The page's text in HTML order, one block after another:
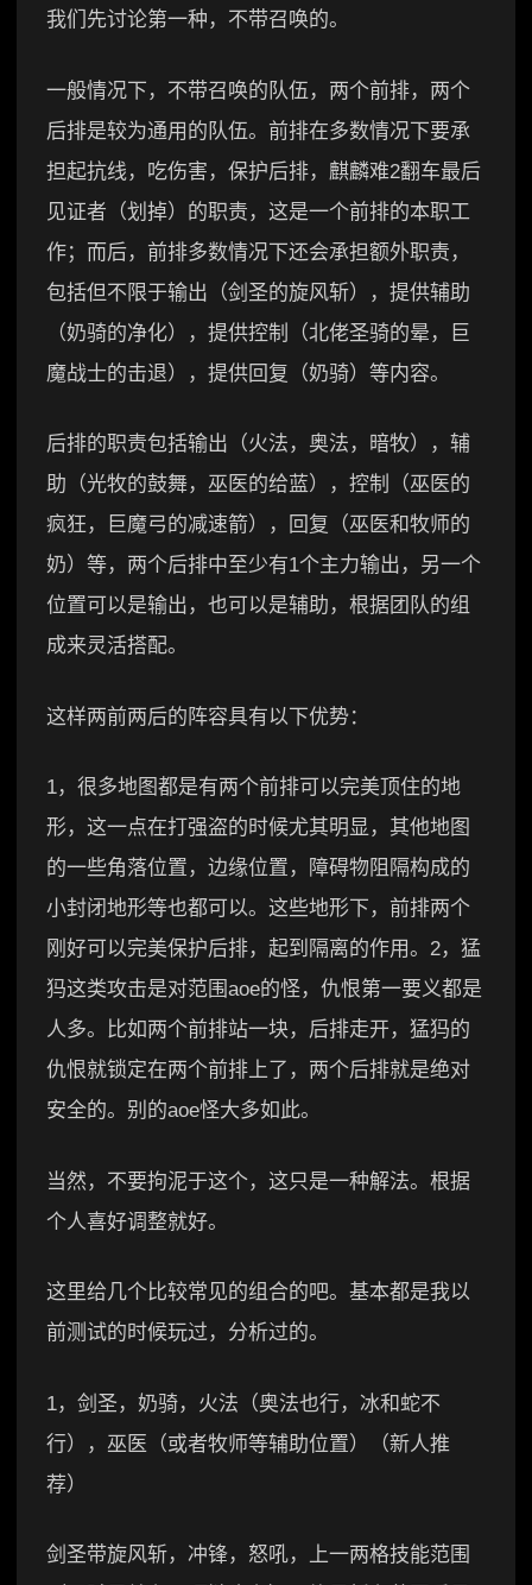
我们先讨论第一种，不带召唤的。
一般情况下，不带召唤的队伍，两个前排，两个
后排是较为通用的队伍。前排在多数情况下要承
担起抗线，吃伤害，保护后排，麒麟难2翻车最后
见证者（划掉）的职责，这是一个前排的本职工
作；而后，前排多数情况下还会承担额外职责，
包括但不限于输出（剑圣的旋风斩），提供辅助
（奶骑的净化），提供控制（北佬圣骑的晕，巨
魔战士的击退），提供回复（奶骑）等内容。
后排的职责包括输出（火法，奥法，暗牧），辅
助（光牧的鼓舞，巫医的给蓝），控制（巫医的
疯狂，巨魔弓的减速箭），回复（巫医和牧师的
奶）等，两个后排中至少有1个主力输出，另一个
位置可以是输出，也可以是辅助，根据团队的组
成来灵活搭配。
这样两前两后的阵容具有以下优势：
1，很多地图都是有两个前排可以完美顶住的地
形，这一点在打强盗的时候尤其明显，其他地图
的一些角落位置，边缘位置，障碍物阻隔构成的
小封闭地形等也都可以。这些地形下，前排两个
刚好可以完美保护后排，起到隔离的作用。2，猛
犸这类攻击是对范围aoe的怪，仇恨第一要义都是
人多。比如两个前排站一块，后排走开，猛犸的
仇恨就锁定在两个前排上了，两个后排就是绝对
安全的。别的aoe怪大多如此。
当然，不要拘泥于这个，这只是一种解法。根据
个人喜好调整就好。
这里给几个比较常见的组合的吧。基本都是我以
前测试的时候玩过，分析过的。
1，剑圣，奶骑，火法（奥法也行，冰和蛇不
行），巫医（或者牧师等辅助位置）（新人推
荐）
剑圣带旋风斩，冲锋，怒吼，上一两格技能范围